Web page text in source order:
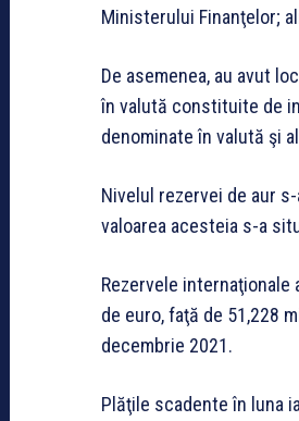
Ministerului Finanţelor;
De asemenea, au avut
în valută constituite de
denominate în valută şi
Nivelul rezervei de aur
valoarea acesteia s-a
Rezervele internaţionale
de euro, faţă de 51,228
decembrie 2021.
Plăţile scadente în luna